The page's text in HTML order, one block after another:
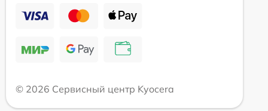
© 2026 Сервисный центр Kyocera